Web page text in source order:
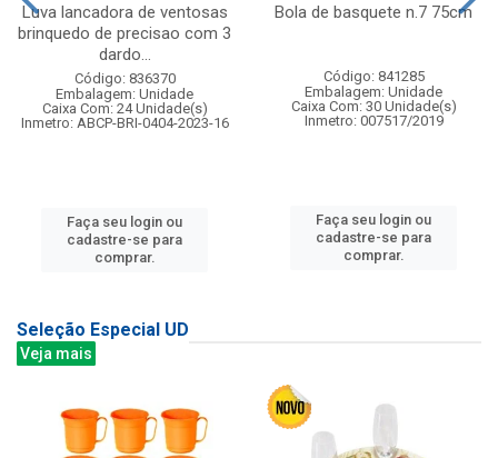
Luva lancadora de ventosas
brinquedo de precisao com 3
dardo...
Código: 836370
Embalagem: Unidade
Caixa Com: 24 Unidade(s)
Inmetro: ABCP-BRI-0404-2023-16
Faça seu login ou
cadastre-se para
comprar.
Bola de basquete n.7 75cm
Código: 841285
Embalagem: Unidade
Caixa Com: 30 Unidade(s)
Inmetro: 007517/2019
Faça seu login ou
cadastre-se para
comprar.
Seleção Especial UD
Veja mais